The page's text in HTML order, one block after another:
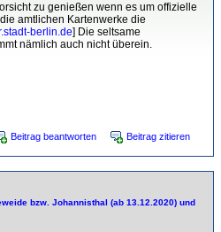
zu genießen wenn es um offizielle
amtlichen Kartenwerke die
berlin.de] Die seltsame
nämlich auch nicht überein.
Beitrag beantworten Beitrag zitieren
bzw. Johannisthal (ab 13.12.2020) und